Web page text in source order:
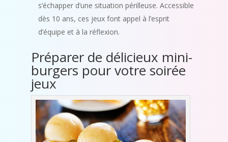
s’échapper d’une situation périlleuse. Accessible
dès 10 ans, ces jeux font appel à l’esprit
d’équipe et à la réflexion.
Préparer de délicieux mini-
burgers pour votre soirée
jeux